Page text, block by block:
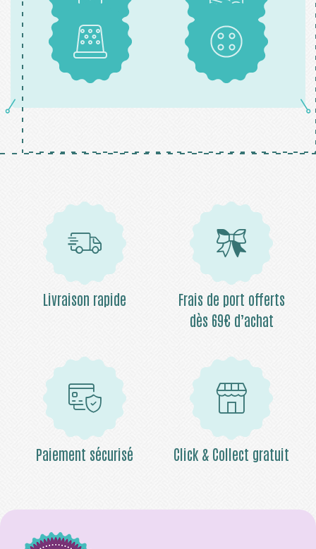
Patrons Tissus
Mercerie Boutons
Livraison rapide
Frais de port offerts
dès 69€ d’achat
Paiement sécurisé Click & Collect gratuit